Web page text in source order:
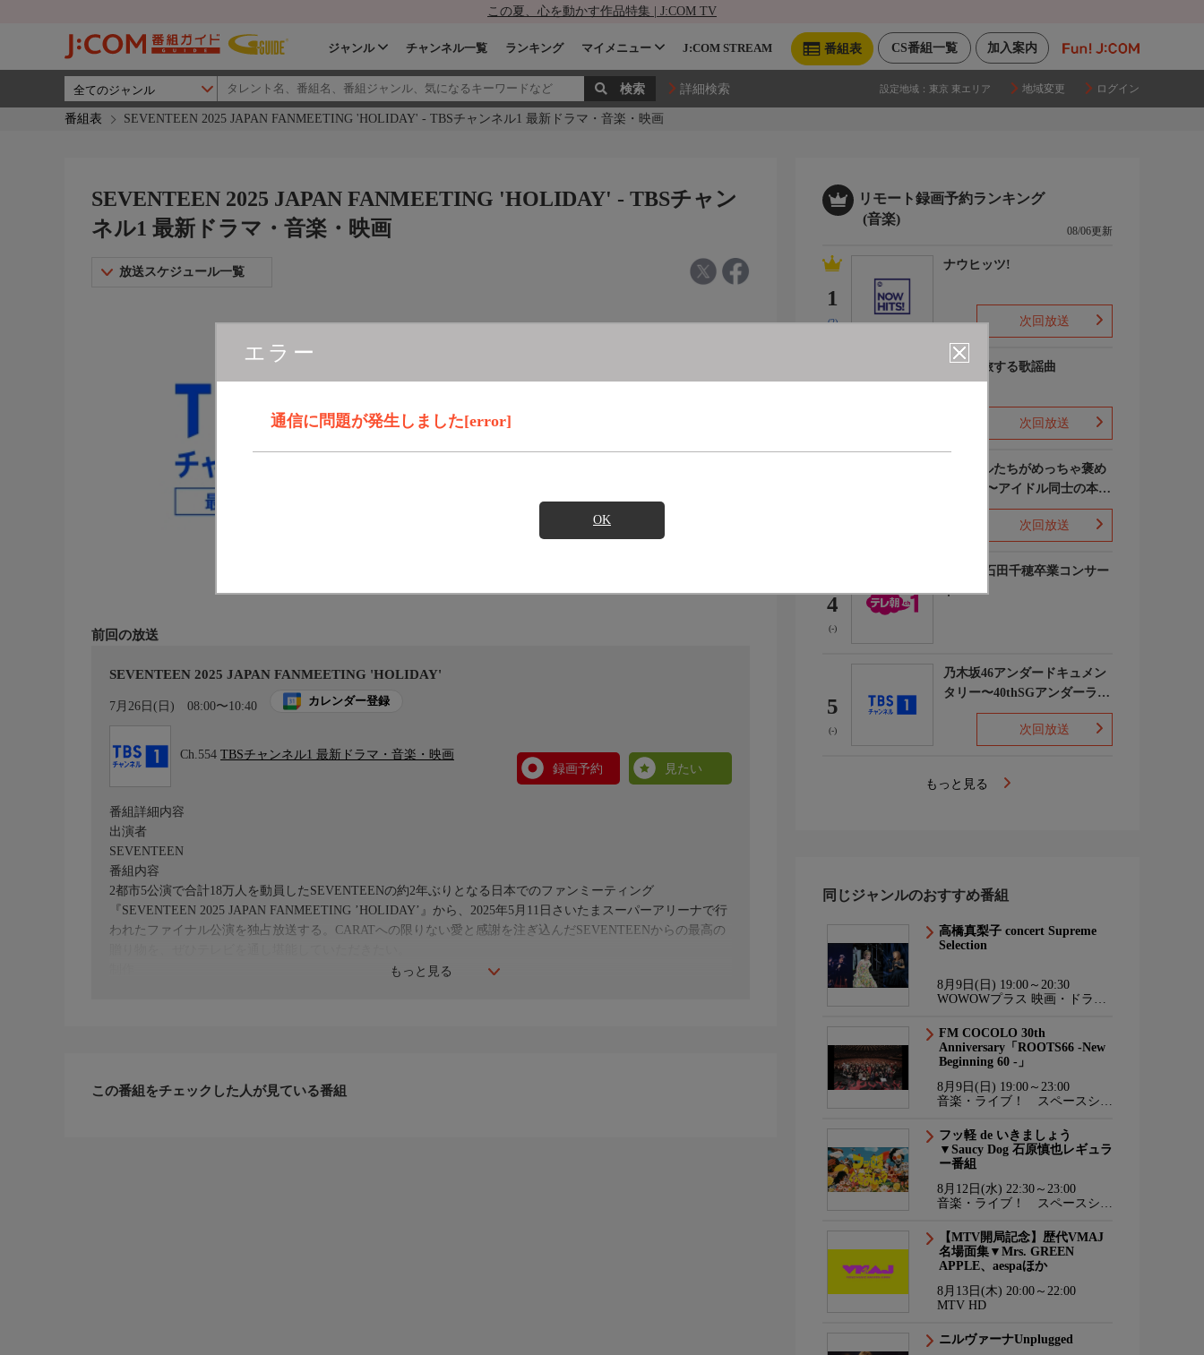
この夏、心を動かす作品特集 | J:COM TV
加入案内
CS番組一覧
番組表
ジャンル チャンネル一覧 ランキング マイメニュー J:COM STREAM
詳細検索 設定地域： 東京 東エリア 地域変更 ログイン
番組表 SEVENTEEN 2025 JAPAN FANMEETING 'HOLIDAY' - TBSチャンネル1 最新ドラマ・音楽・映画
エラー
通信に問題が発生しました[error]
OK
SEVENTEEN 2025 JAPAN FANMEETING 'HOLIDAY' - TBSチャン
ネル1 最新ドラマ・音楽・映画
放送スケジュール一覧
前回の放送
SEVENTEEN 2025 JAPAN FANMEETING 'HOLIDAY'
7月26日(日) 08:00〜10:40 カレンダー登録
Ch.554 TBSチャンネル1 最新ドラマ・音楽・映画
録画予約
見たい
もっと見る
番組詳細内容
出演者
SEVENTEEN
番組内容
2都市5公演で合計18万人を動員したSEVENTEENの約2年ぶりとなる日本でのファンミーティング
『SEVENTEEN 2025 JAPAN FANMEETING ’HOLIDAY’』から、2025年5月11日さいたまスーパーアリーナで行
われたファイナル公演を独占放送する。CARATへの限りない愛と感謝を注ぎ込んだSEVENTEENからの最高の
この番組をチェックした人が見ている番組
リモート録画予約ランキング
(音楽)
08/06更新
1
(2)
ナウヒッツ!
次回放送
列車で旅する歌謡曲
次回放送
ライバルたちがめっちゃ褒め
てくる!〜アイドル同士の本音
レビューSP〜
次回放送
4
(-)
STU48 石田千穂卒業コンサー
ト
5
(-)
乃木坂46アンダードキュメン
タリー〜40thSGアンダーライ
ブ舞台裏〜
次回放送
もっと見る
同じジャンルのおすすめ番組
高橋真梨子 concert Supreme
Selection
8月9日(日) 19:00～20:30
WOWOWプラス 映画・ドラ
FM COCOLO 30th
Anniversary「ROOTS66 -New
Beginning 60 -」
8月9日(日) 19:00～23:00
音楽・ライブ！ スペースシャ
フッ軽 de いきましょう
▼Saucy Dog 石原慎也レギュラ
ー番組
8月12日(水) 22:30～23:00
音楽・ライブ！ スペースシャ
【MTV開局記念】歴代VMAJ
名場面集▼Mrs. GREEN
APPLE、aespaほか
8月13日(木) 20:00～22:00
MTV HD
ニルヴァーナUnplugged